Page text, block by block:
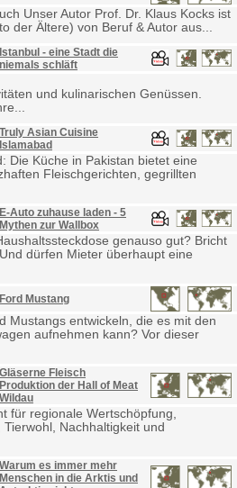
Unser Autor Prof. Dr. Klaus Kocks ist
der Ältere) von Beruf & Autor aus...
Istanbul - eine Stadt die
niemals schläft
und kulinarischen Genüssen.
Truly Asian Cuisine
Islamabad
Die Küche in Pakistan bietet eine
Fleischgerichten, gegrillten
E-Auto zuhause laden - 5
Mythen zur Wallbox
genauso gut? Bricht
dürfen Mieter überhaupt eine
Ford Mustang
Mustangs entwickeln, die es mit den
aufnehmen kann? Vor dieser
Gläserne Fleisch
Produktion der Hall of Meat
Wildau
für regionale Wertschöpfung,
Nachhaltigkeit und
Warum es immer mehr
Menschen in die Arktis und